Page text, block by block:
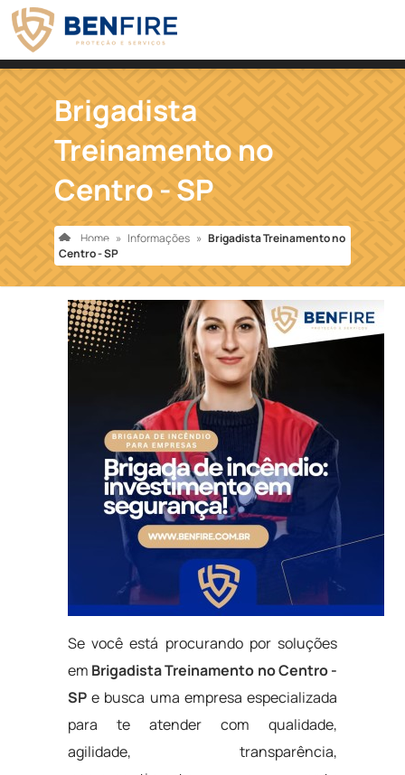
Brigadista
Treinamento no
Centro - SP
Home » Informações » Brigadista Treinamento no
Centro - SP
Se você está procurando por soluções
em Brigadista Treinamento no Centro -
SPe busca uma empresa especializada
para te atender com qualidade,
agilidade, transparência,